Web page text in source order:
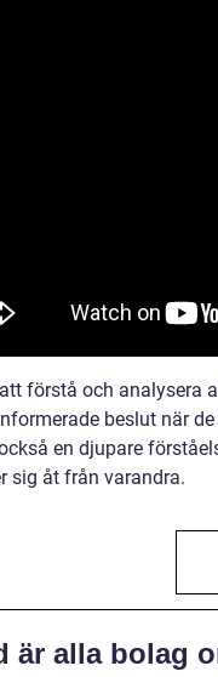
förstå och analysera
beslut när
en djupare
sig åt från varandra.
är alla bolag